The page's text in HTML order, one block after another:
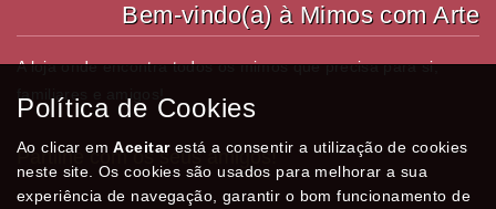
Bem-vindo(a) à Mimos com Arte
A loja onde encontra todos os mimos que precisa para si,
familiares e amigos!
Partilhe com os seus amigos!
Política de Cookies
Ao clicar emAceitarestá a consentir a utilização de cookies
neste site. Os cookies são usados para melhorar a sua
experiência de navegação, garantir o bom funcionamento de